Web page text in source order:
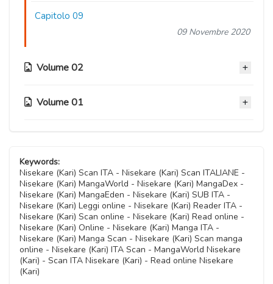
Capitolo 09
09 Novembre 2020
Volume 02
Capitolo 08
09 Novembre 2020
Capitolo 06
09 Novembre 2020
Capitolo 05
09 Novembre 2020
Volume 01
Capitolo 03
09 Novembre 2020
Capitolo 02
09 Novembre 2020
Capitolo 01
Keywords:
Nisekare (Kari) Scan ITA - Nisekare (Kari) Scan ITALIANE -
Nisekare (Kari) MangaWorld - Nisekare (Kari) MangaDex -
Nisekare (Kari) MangaEden - Nisekare (Kari) SUB ITA -
Nisekare (Kari) Leggi online - Nisekare (Kari) Reader ITA -
Nisekare (Kari) Scan online - Nisekare (Kari) Read online -
Nisekare (Kari) Online - Nisekare (Kari) Manga ITA -
Nisekare (Kari) Manga Scan - Nisekare (Kari) Scan manga
online - Nisekare (Kari) ITA Scan - MangaWorld Nisekare
(Kari) - Scan ITA Nisekare (Kari) - Read online Nisekare
(Kari)